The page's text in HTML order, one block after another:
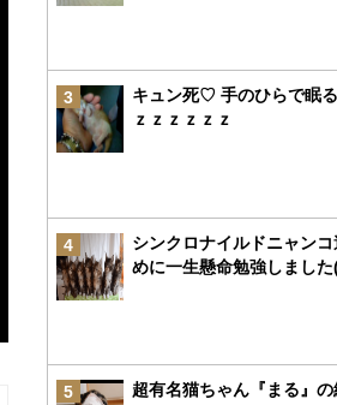
3
キュン死♡ 手のひらで眠
ｚｚｚｚｚｚ
4
シンクロナイルドニャン
めに一生懸命勉強しました
5 超有名猫ちゃん『まる』